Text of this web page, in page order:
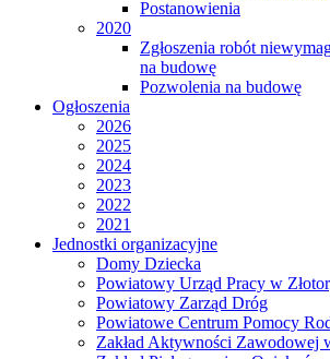
Postanowienia
2020
Zgłoszenia robót
na budowę
Pozwolenia na budowę
Ogłoszenia
2026
2025
2024
2023
2022
2021
Jednostki organizacyjne
Domy Dziecka
Powiatowy Urząd Pracy w
Powiatowy Zarząd Dróg
Powiatowe Centrum Pomocy
Zakład Aktywności Zawodowej